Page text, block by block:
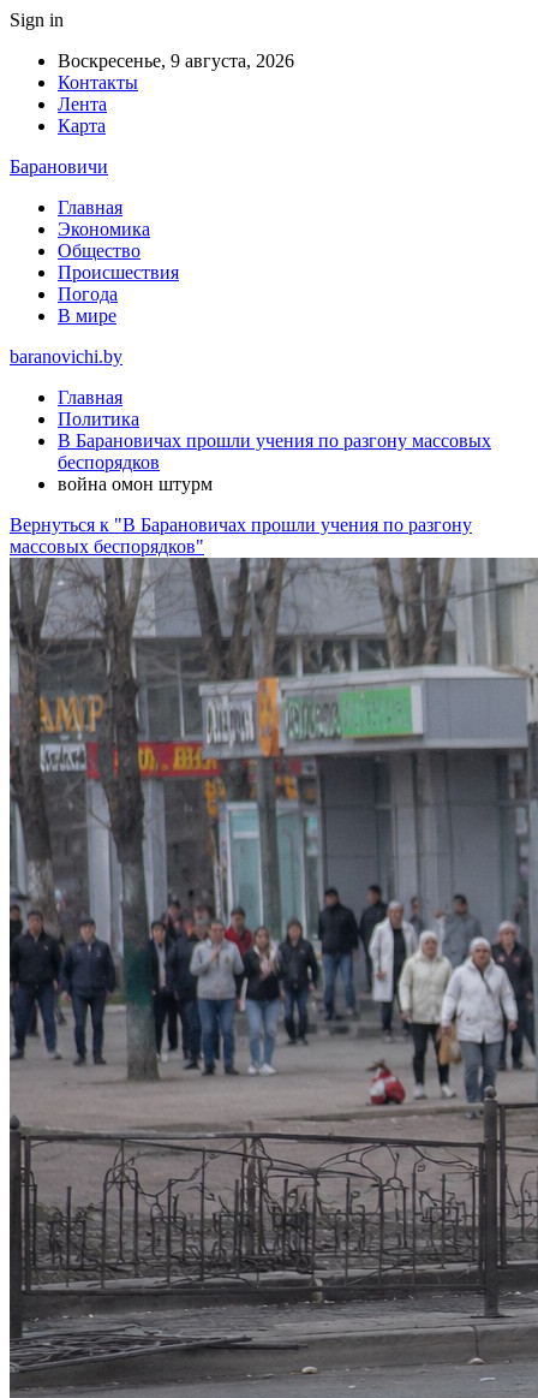
Sign in
Воскресенье, 9 августа, 2026
Контакты
Лента
Карта
Барановичи
Главная
Экономика
Общество
Происшествия
Погода
В мире
baranovichi.by
Главная
Политика
В Барановичах прошли учения по разгону массовых
беспорядков
война омон штурм
Вернуться к "В Барановичах прошли учения по разгону
массовых беспорядков"